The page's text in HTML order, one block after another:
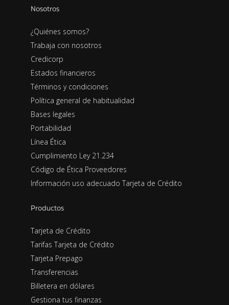
Nosotros
¿Quiénes somos?
Trabaja con nosotros
Credicorp
Estados financieros
Términos y condiciones
Política general de habitualidad
Bases legales
Portabilidad
Línea Ética
Cumplimiento Ley 21.234
Código de Ética Proveedores
Información uso adecuado Tarjeta de Crédito
Productos
Tarjeta de Crédito
Tarifas Tarjeta de Crédito
Tarjeta Prepago
Transferencias
Billetera en dólares
Gestiona tus finanzas